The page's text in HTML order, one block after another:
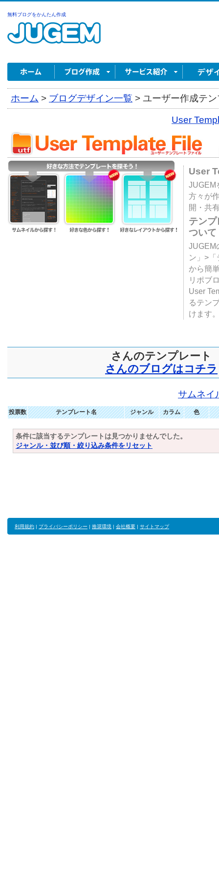
無料ブログをかんたん作成
ホーム > ブログデザイン一覧 > ユーザー作成テ
User
User
JUGEM
方々が
開・共
テン
ついて
JUGEM
ン」>
から簡
リポブ
User
るテン
けます
さんのテンプレート
さんのブログはコチラ
サムネイ
投票数 テンプレート名 ジャンル カラム 色
条件に該当するテンプレートは見つかりませんでした。
ジャンル・並び順・絞り込み条件をリセット
利用規約 | プライバシーポリシー | 推奨環境 | 会社概要 | サイトマップ